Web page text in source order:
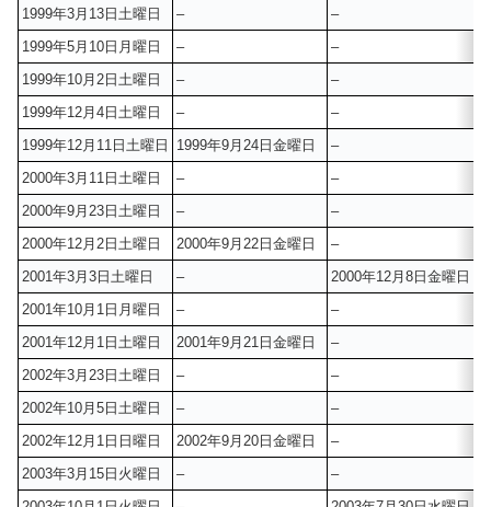
1999年3月13日土曜日
– –
1999年5月10日月曜日
– –
1999年10月2日土曜日
– –
1999年12月4日土曜日
– –
1999年12月11日土曜日
1999年9月24日金曜日 –
2000年3月11日土曜日
– –
2000年9月23日土曜日
– –
2000年12月2日土曜日
2000年9月22日金曜日 –
2001年3月3日土曜日
– 2000年12月8日金曜日
2001年10月1日月曜日
– –
2001年12月1日土曜日
2001年9月21日金曜日 –
2002年3月23日土曜日
– –
2002年10月5日土曜日
– –
2002年12月1日日曜日
2002年9月20日金曜日 –
2003年3月15日火曜日
– –